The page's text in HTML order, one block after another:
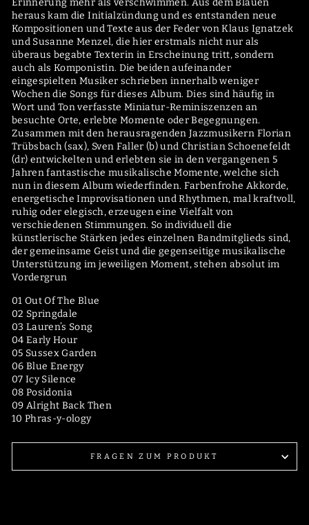
Erinnerung mehr als verschwimmen. Aus dem Blauen
heraus kam die Initialzündung und es entstanden neue
Kompositionen und Texte aus der Feder von Klaus Ignatzek
und Susanne Menzel, die hier erstmals nicht nur als
überaus begabte Texterin in Erscheinung tritt, sondern
auch als Komponistin. Die beiden aufeinander
eingespielten Musiker schrieben innerhalb weniger
Wochen die Songs für dieses Album. Dies sind häufig in
Wort und Ton verfasste Miniatur-Reminiszenzen an
besuchte Orte, erlebte Momente oder Begegnungen.
Zusammen mit den herausragenden Jazzmusikern Florian
Trübsbach (sax), Sven Faller (b) und Christian Schoenefeldt
(dr) entwickelten und erlebten sie in den vergangenen 5
Jahren fantastische musikalische Momente, welche sich
nun in diesem Album wiederfinden. Farbenfrohe Akkorde,
energetische Improvisationen und Rhythmen, mal kraftvoll,
ruhig oder elegisch, erzeugen eine Vielfalt von
verschiedenen Stimmungen. So individuell die
künstlerische Stärken jedes einzelnen Bandmitglieds sind,
der gemeinsame Geist und die gegenseitige musikalische
Unterstützung im jeweiligen Moment, stehen absolut im
Vordergrun
01 Out Of The Blue
02 Springdale
03 Lauren’s Song
04 Early Hour
05 Sussex Garden
06 Blue Energy
07 Icy Silence
08 Posidonia
09 Alright Back Then
10 Phras-y-ology
FRAGEN ZUM PRODUKT